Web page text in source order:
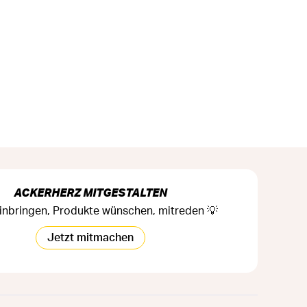
ACKERHERZ MITGESTALTEN
Produkte wünschen, mitreden 💡
Jetzt mitmachen